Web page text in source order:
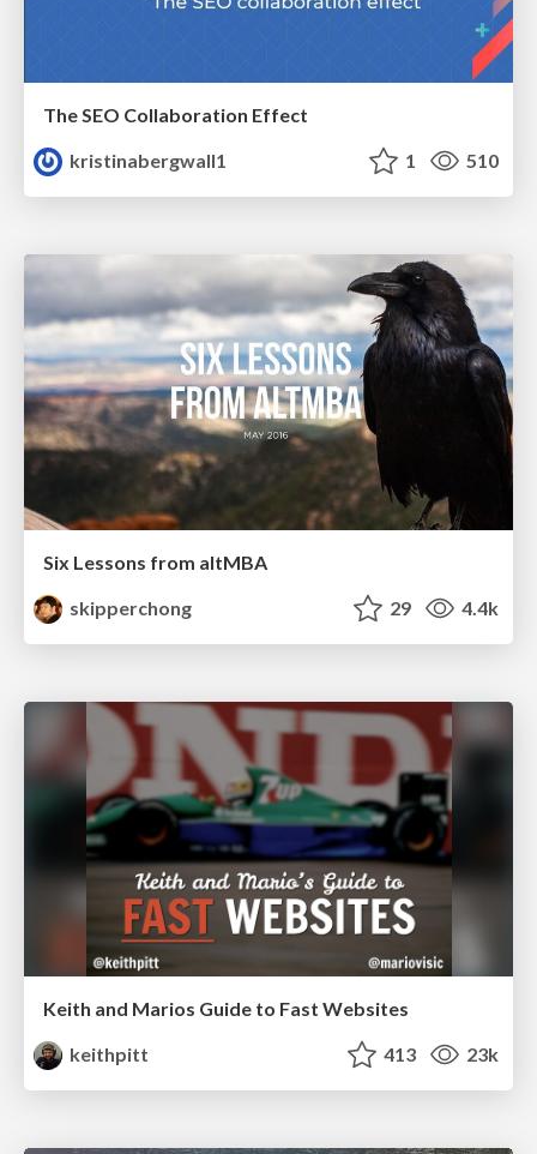
The SEO Collaboration Effect
kristinabergwall1
1 510
Six Lessons from altMBA
skipperchong
29 4.4k
Keith and Marios Guide to Fast Websites
keithpitt
413 23k